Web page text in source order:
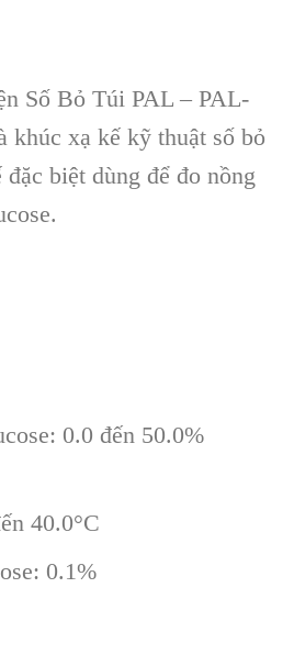
Số Bỏ Túi PAL – PAL-
khúc xạ kế kỹ thuật số bỏ
biệt dùng để đo nồng
0.0 đến 50.0%
40.0°C
0.1%